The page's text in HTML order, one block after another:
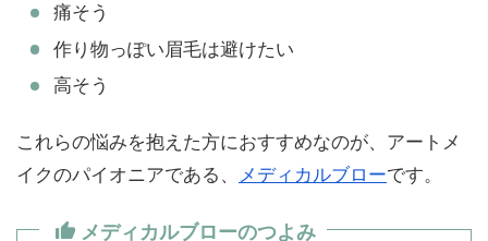
痛そう
作り物っぽい眉毛は避けたい
高そう
これらの悩みを抱えた方におすすめなのが、アートメ
イクのパイオニアである、 メディカルブローです。
メディカルブローのつよみ